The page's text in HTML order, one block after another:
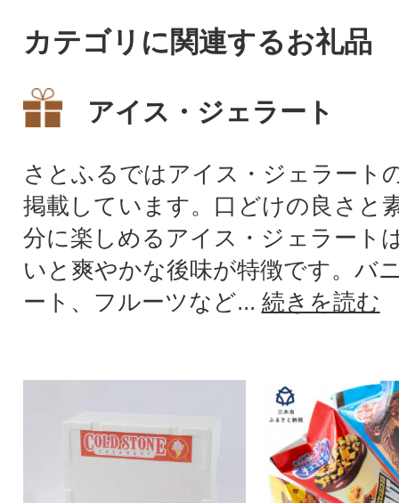
カテゴリに関連するお礼品
アイス・ジェラート
さとふるではアイス・ジェラート
掲載しています。口どけの良さと
分に楽しめるアイス・ジェラート
いと爽やかな後味が特徴です。バ
ート、フルーツなど... 続きを読む